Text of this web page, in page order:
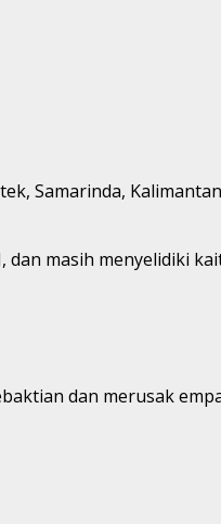
Samarinda,
dan masih menyelidiki
dan merusak